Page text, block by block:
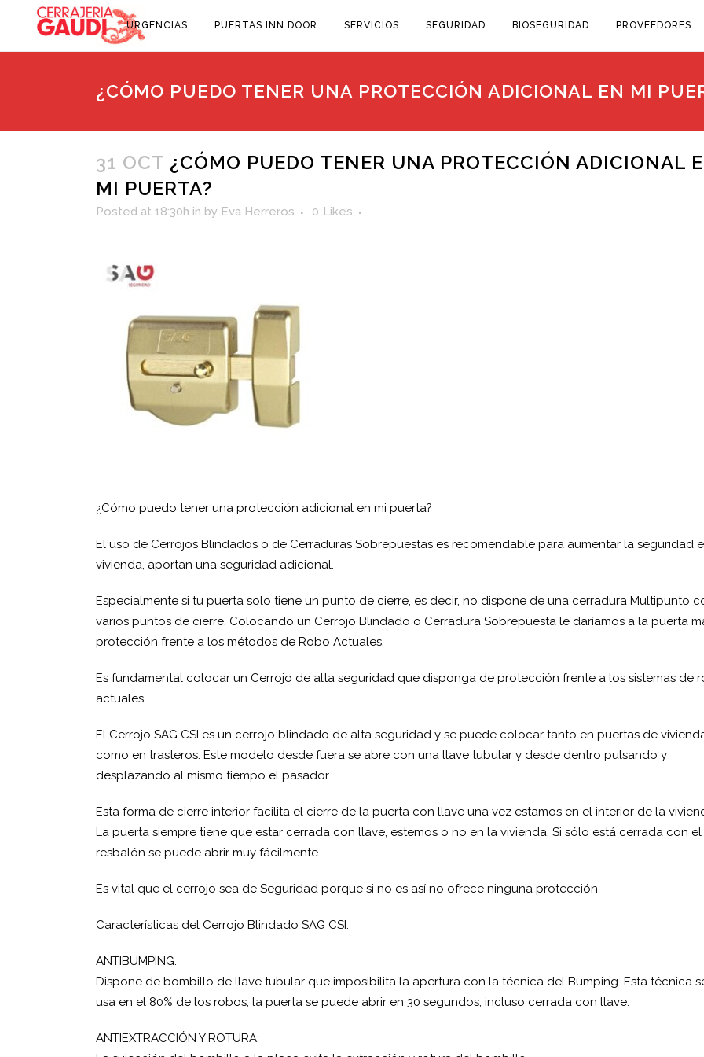
URGENCIAS PUERTAS INN DOOR SERVICIOS SEGURIDAD BIOSEGURIDAD PROVEEDORES
¿CÓMO PUEDO TENER UNA PROTECCIÓN ADICIONAL EN MI
31 OCT ¿CÓMO PUEDO TENER UNA PROTECCIÓN ADICIONAL
MI PUERTA?
Posted at 18:30h in by Eva Herreros 0 Likes
¿Cómo puedo tener una protección adicional en mi puerta?
El uso de Cerrojos Blindados o de Cerraduras Sobrepuestas es recomendable para aumentar la seguridad
vivienda, aportan una seguridad adicional.
Especialmente si tu puerta solo tiene un punto de cierre, es decir, no dispone de una cerradura Multipunto
varios puntos de cierre. Colocando un Cerrojo Blindado o Cerradura Sobrepuesta le daríamos a la puerta
protección frente a los métodos de Robo Actuales.
Es fundamental colocar un Cerrojo de alta seguridad que disponga de protección frente a los sistemas de
actuales
El Cerrojo SAG CSI es un cerrojo blindado de alta seguridad y se puede colocar tanto en puertas de
como en trasteros. Este modelo desde fuera se abre con una llave tubular y desde dentro pulsando y
desplazando al mismo tiempo el pasador.
Esta forma de cierre interior facilita el cierre de la puerta con llave una vez estamos en el interior de la
La puerta siempre tiene que estar cerrada con llave, estemos o no en la vivienda. Si sólo está cerrada con el
resbalón se puede abrir muy fácilmente.
Es vital que el cerrojo sea de Seguridad porque si no es así no ofrece ninguna protección
Características del Cerrojo Blindado SAG CSI:
ANTIBUMPING:
Dispone de bombillo de llave tubular que imposibilita la apertura con la técnica del Bumping. Esta técnica
usa en el 80% de los robos, la puerta se puede abrir en 30 segundos, incluso cerrada con llave.
ANTIEXTRACCIÓN Y ROTURA: